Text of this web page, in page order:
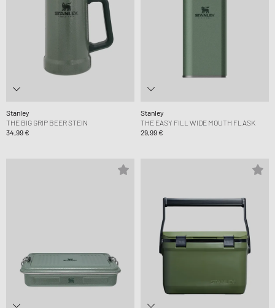
Stanley
THE BIG GRIP BEER STEIN
34,99 €
Stanley
THE EASY FILL WIDE MOUTH FLASK
29,99 €